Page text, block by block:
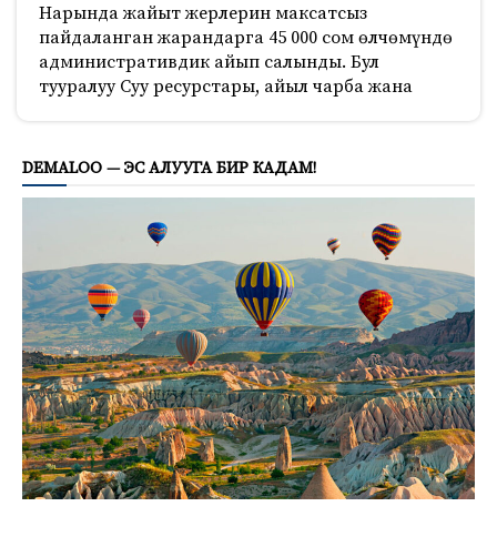
Нарында жайыт жерлерин максатсыз
пайдаланган жарандарга 45 000 сом өлчөмүндө
административдик айып салынды. Бул
тууралуу Суу ресурстары, айыл чарба жана
DEMALOO — ЭС АЛУУГА БИР КАДАМ!